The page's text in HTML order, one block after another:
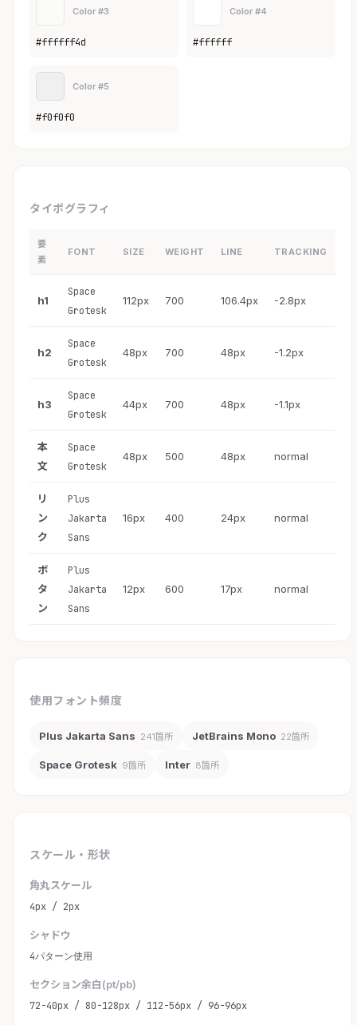
Color #3
#ffffff4d
Color #4
#ffffff
Color #5
#f0f0f0
タイポグラフィ
要
素
FONT SIZE WEIGHT LINE TRACKING
h1
Space
Grotesk
112px 700 106.4px -2.8px
h2
Space
Grotesk
48px 700 48px -1.2px
h3
Space
Grotesk
44px 700 48px -1.1px
本
文
Space
Grotesk
48px 500 48px normal
リ
ン
ク
Plus
Jakarta
Sans
16px 400 24px normal
ボ
タ
ン
Plus
Jakarta
Sans
12px 600 17px normal
使用フォント頻度
Plus Jakarta Sans 241箇所 JetBrains Mono 22箇所
Space Grotesk 9箇所 Inter 8箇所
スケール・形状
角丸スケール
4px / 2px
シャドウ
4パターン使用
セクション余白(pt/pb)
72-40px / 80-128px / 112-56px / 96-96px